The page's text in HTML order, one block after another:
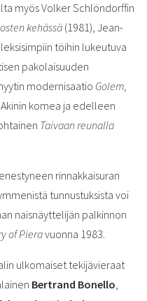
myös Volker Schlöndorffin
kehässä (1981), Jean-
töihin lukeutuva
pakolaisuuden
modernisaatio Golem,
Akinin komea ja edelleen
Taivaan reunalla
rinnakkaisuran
tunnustuksista voi
naisnäyttelijän palkinnon
of Pieravuonna 1983.
ulkomaiset tekijävieraat
Bertrand Bonello,